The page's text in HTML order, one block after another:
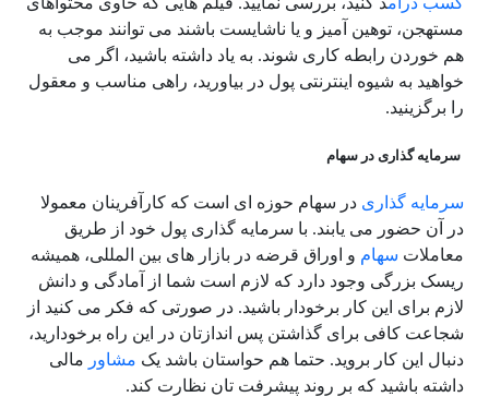
مستهجن، توهین آمیز و یا ناشایست باشند می توانند موجب به
هم خوردن رابطه کاری شوند. به یاد داشته باشید، اگر می
خواهید به شیوه اینترنتی پول در بیاورید، راهی مناسب و معقول
را برگزینید.
سرمایه گذاری در سهام
سرمایه گذاری در سهام حوزه ای است که کارآفرینان معمولا
در آن حضور می یابند. با سرمایه گذاری پول خود از طریق
معاملات سهام و اوراق قرضه در بازار های بین المللی، همیشه
ریسک بزرگی وجود دارد که لازم است شما از آمادگی و دانش
لازم برای این کار برخودار باشید. در صورتی که فکر می کنید از
شجاعت کافی برای گذاشتن پس اندازتان در این راه برخودارید،
دنبال این کار بروید. حتما هم حواستان باشد یک مشاور مالی
داشته باشید که بر روند پیشرفت تان نظارت کند.